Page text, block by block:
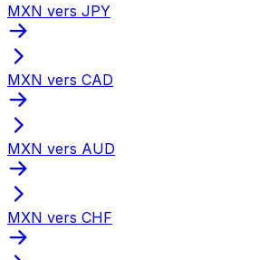
MXN vers JPY
MXN vers CAD
MXN vers AUD
MXN vers CHF